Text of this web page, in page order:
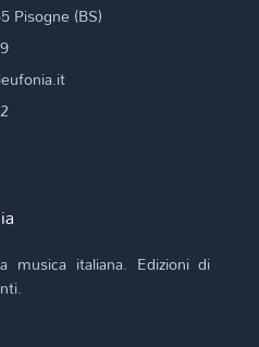
Pisogne (BS)
musica italiana. Edizioni di